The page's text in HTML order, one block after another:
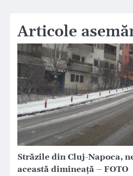
Articole
Străzile din Cluj-Napoca,
această dimineaţă – FOTO